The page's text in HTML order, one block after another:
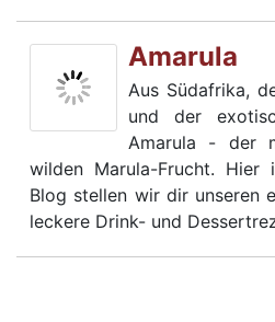
Amarula
Aus Südafrika,
und der
Amarula - der
wilden Marula-Frucht. Hier
Blog stellen wir dir unseren
leckere Drink- und